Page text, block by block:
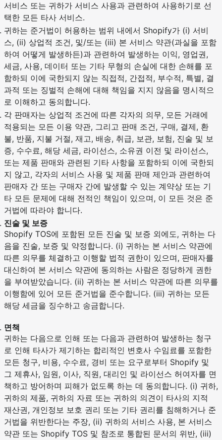
서비스 또는 귀하가 서비스 사용과 관련하여 사용하기로 선
택한 모든 타사 서비스.
귀하는 준거법이 허용하는 범위 내에서 Shopify가 (i) 서비
스, (ii) 상업적 조건, 및/또는 (iii) 본 서비스 약관(과실을 포함
하여 어떻게 발생하든)과 관련하여 발생하는 이익, 영업권,
세금, 사용, 데이터 또는 기타 무형의 손실에 대한 손해를 포
함하되 이에 국한되지 않는 직접적, 간접적, 부수적, 특별, 결
과적 또는 징벌적 손해에 대해 책임을 지지 않음을 명시적으
로 이해하고 동의합니다.
각 판매자는 상업적 조건에 따른 각자의 의무, 모든 거래에
적용되는 모든 이용 약관, 그리고 판매 조건, 구매, 결제, 환
불, 반품, 지불 거절, 재고, 배송, 취급, 보관, 보험, 진술 및 보
증, 수수료, 해당 세금, 라이선스, 소유권 이전 및 라이선스,
또는 제품 판매와 관련된 기타 사항을 포함하되 이에 국한되
지 않고, 각자의 서비스 사용 및 제품 판매 제안과 관련하여
판매자 간 또는 구매자 간에 발생할 수 있는 계약상 또는 기
타 모든 문제에 대해 전적인 책임이 있으며, 이 모든 것은 준
거법에 따라야 합니다.
진술 및 보증
Shopify TOS에 포함된 모든 진술 및 보증 외에도, 귀하는 다
음을 진술, 보증 및 약정합니다. (i) 귀하는 본 서비스 약관에
따른 의무를 체결하고 이행할 법적 권한이 있으며, 판매자를
대신하여 본 서비스 약관에 동의하는 사람은 정당하게 권한
을 부여받았습니다. (ii) 귀하는 본 서비스 약관에 따른 의무를
이행함에 있어 모든 준거법을 준수합니다. (iii) 귀하는 모든
해당 세금을 징수하고 송금합니다.
면책
귀하는 다음으로 인해 또는 다음과 관련하여 발생하는 청구
로 인해 타사가 제기하는 합리적인 변호사 수임료를 포함한
모든 청구, 비용, 수수료, 경비 또는 요구로부터 Shopify 및
그 제휴사, 임원, 이사, 직원, 대리인 및 라이선스 허여자를 면
책하고 방어하며 피해가 없도록 하는 데 동의합니다. (i) 귀하,
귀하의 제품, 귀하의 자료 또는 귀하의 의견이 타사의 지적
재산권, 개인정보 보호 권리 또는 기타 권리를 침해하거나 준
거법을 위반한다는 주장, (ii) 귀하의 서비스 사용, 본 서비스
약관 또는 Shopify TOS 및 참조로 통합된 문서의 위반, (iii)